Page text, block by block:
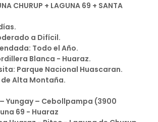
CHURUP + LAGUNA 69 + SANTA
a Difícil.
Todo el Año.
Blanca - Huaraz.
Parque Nacional Huascaran.
Alta Montaña.
Yungay – Cebollpampa (3900
69 - Huaraz